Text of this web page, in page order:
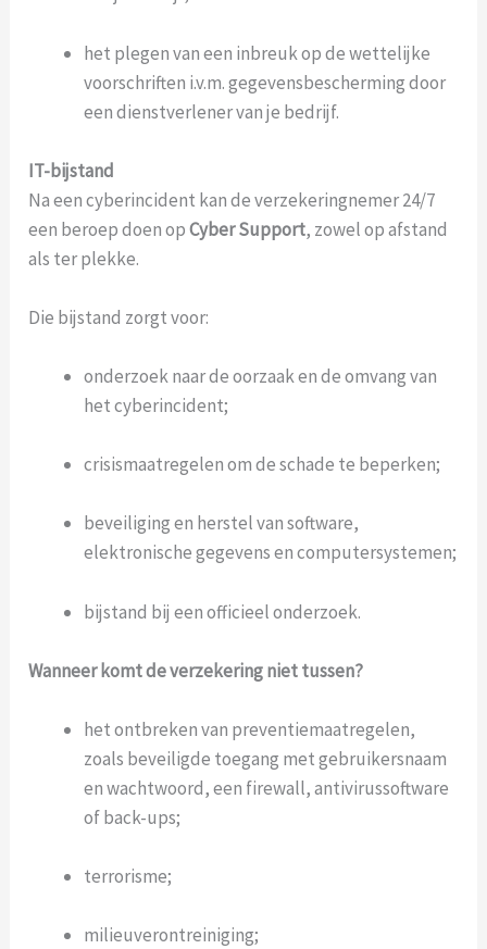
het plegen van een inbreuk op de wettelijke
voorschriften i.v.m. gegevensbescherming door
een dienstverlener van je bedrijf.
IT-bijstand
Na een cyberincident kan de verzekeringnemer 24/7
een beroep doen opCyber Support, zowel op afstand
als ter plekke.
Die bijstand zorgt voor:
onderzoek naar de oorzaak en de omvang van
het cyberincident;
crisismaatregelen om de schade te beperken;
beveiliging en herstel van software,
elektronische gegevens en computersystemen;
bijstand bij een officieel onderzoek.
Wanneer komt de verzekering niet tussen?
het ontbreken van preventiemaatregelen,
zoals beveiligde toegang met gebruikersnaam
en wachtwoord, een firewall, antivirussoftware
of back-ups;
terrorisme;
milieuverontreiniging;